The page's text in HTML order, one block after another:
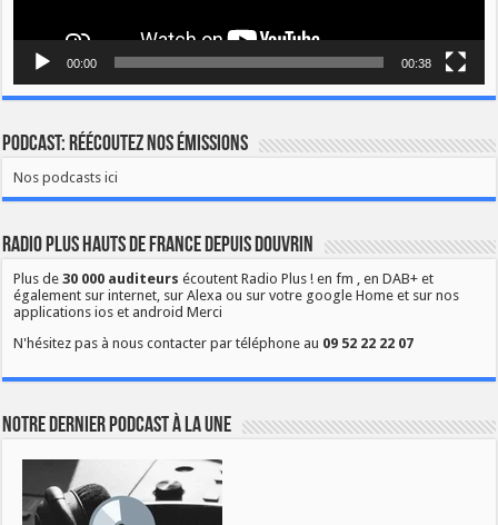
00:00 00:38
Podcast: Réécoutez nos émissions
Nos podcasts ici
Radio Plus Hauts de France depuis Douvrin
Plus de30 000 auditeurs écoutent Radio Plus ! en fm , en DAB+ et
également sur internet, sur Alexa ou sur votre google Home et sur nos
applications ios et android Merci
N'hésitez pas à nous contacter par téléphone au 09 52 22 22 07
Notre dernier podcast à la une